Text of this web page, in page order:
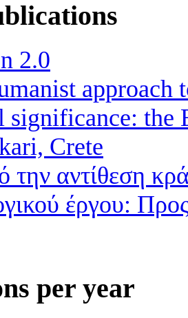
2.0
approach
significance: the
Crete
αντίθεση
έργου:
per year